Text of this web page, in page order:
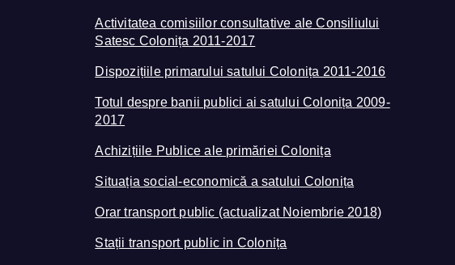
Activitatea comisiilor consultative ale Consiliului
Satesc Colonița 2011-2017
Dispozițiile primarului satului Colonița 2011-2016
Totul despre banii publici ai satului Colonița 2009-
2017
Achizițiile Publice ale primăriei Colonița
Situația social-economică a satului Colonița
Orar transport public (actualizat Noiembrie 2018)
Stații transport public in Colonița